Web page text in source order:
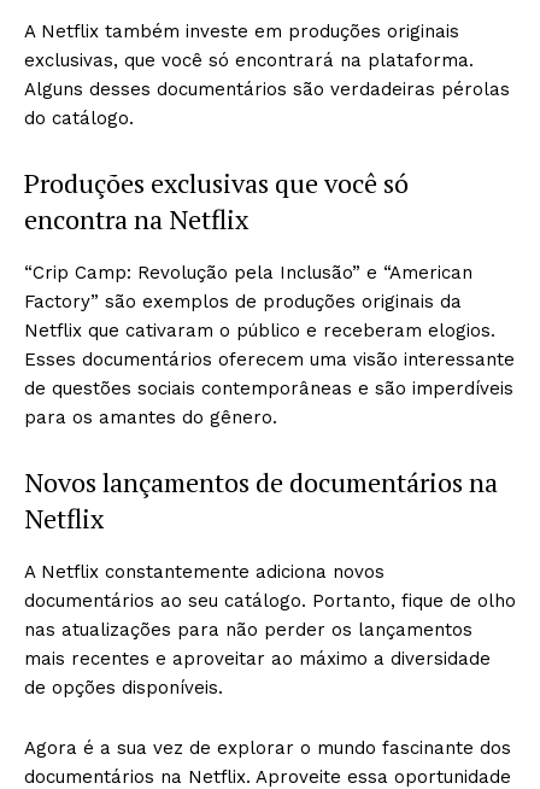
A Netflix também investe em produções originais
exclusivas, que você só encontrará na plataforma.
Alguns desses documentários são verdadeiras pérolas
do catálogo.
Produções exclusivas que você só
encontra na Netflix
“Crip Camp: Revolução pela Inclusão” e “American
Factory” são exemplos de produções originais da
Netflix que cativaram o público e receberam elogios.
Esses documentários oferecem uma visão interessante
de questões sociais contemporâneas e são imperdíveis
para os amantes do gênero.
Novos lançamentos de documentários na
Netflix
A Netflix constantemente adiciona novos
documentários ao seu catálogo. Portanto, fique de olho
nas atualizações para não perder os lançamentos
mais recentes e aproveitar ao máximo a diversidade
de opções disponíveis.
Agora é a sua vez de explorar o mundo fascinante dos
documentários na Netflix. Aproveite essa oportunidade